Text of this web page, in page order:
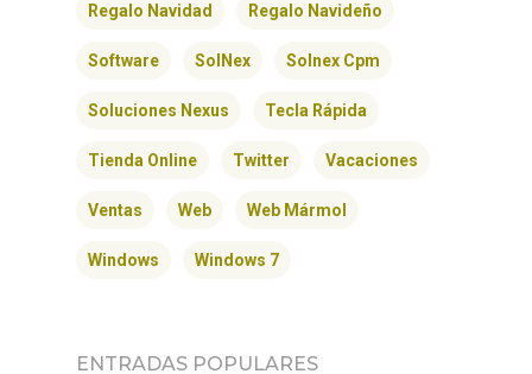
Regalo Navidad Regalo Navideño
Software SolNex Solnex Cpm
Soluciones Nexus Tecla Rápida
Tienda Online Twitter Vacaciones
Ventas Web Web Mármol
Windows Windows 7
ENTRADAS POPULARES
INICIO